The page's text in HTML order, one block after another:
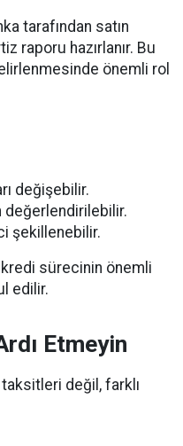
tarafından satın
raporu hazırlanır. Bu
önemli rol
değişebilir.
değerlendirilebilir.
şekillenebilir.
sürecinin önemli
edilir.
Etmeyin
taksitleri değil, farklı